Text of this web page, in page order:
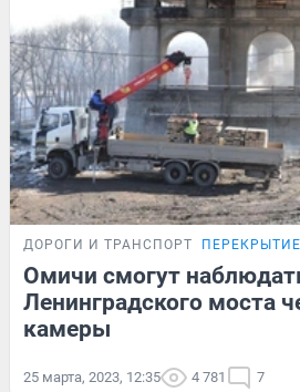
ДОРОГИ И ТРАНСПОРТ
Омичи смогут
Ленинградского моста
камеры
25 марта, 2023, 12:35 4 781 7